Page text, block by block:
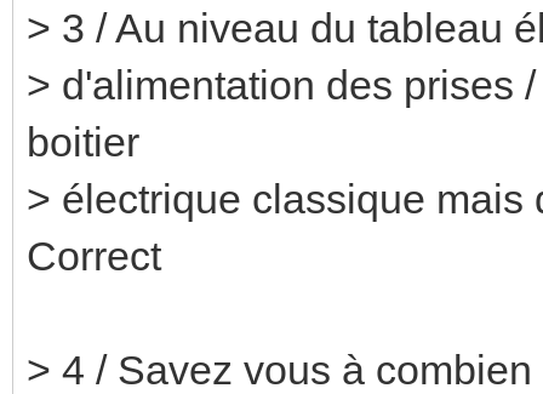
> 3 / Au niveau du tableau
> d'alimentation des prises
boitier
> électrique classique mais
Correct
> 4 / Savez vous à